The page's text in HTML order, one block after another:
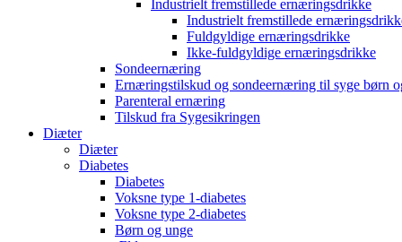
Industrielt fremstillede ernæringsdrikke
Industrielt fremstillede
Fuldgyldige ernæringsdrikke
Ikke-fuldgyldige ernæringsdrikke
Sondeernæring
Ernæringstilskud og sondeernæring til syge børn
Parenteral ernæring
Tilskud fra Sygesikringen
Diæter
Diæter
Diabetes
Diabetes
Voksne type 1-diabetes
Voksne type 2-diabetes
Børn og unge